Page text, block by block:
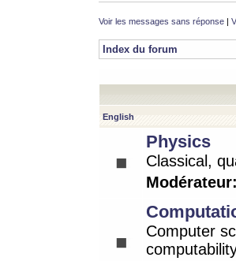
Voir les messages sans réponse |
Index du forum
English
Physics
Classical,
Modérateur:
Computer